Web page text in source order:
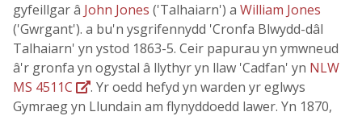
gyfeillgar â John Jones ('Talhaiarn') a William Jones
('Gwrgant'). a bu'n ysgrifennydd 'Cronfa Blwydd-dâl
Talhaiarn' yn ystod 1863-5. Ceir papurau yn ymwneud
â'r gronfa yn ogystal â llythyr yn llaw 'Cadfan' yn NLW
MS 4511C
. Yr oedd hefyd yn warden yr eglwys
Gymraeg yn Llundain am flynyddoedd lawer. Yn 1870,